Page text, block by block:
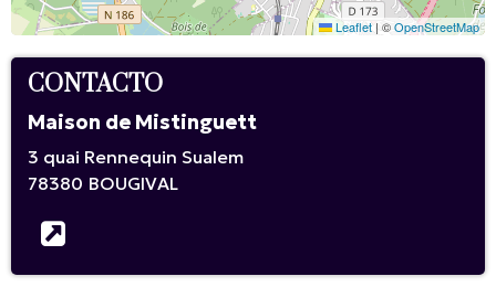
Leaflet |©OpenStreetMap
CONTACTO
Maison de Mistinguett
3 quai Rennequin Sualem
78380 BOUGIVAL